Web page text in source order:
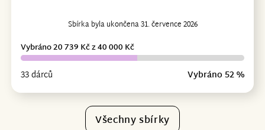
Sbírka byla ukončena 31. července 2026
33 dárců Vybráno 52 %
Vybráno 20 739 Kč z 40 000 Kč
Všechny sbírky